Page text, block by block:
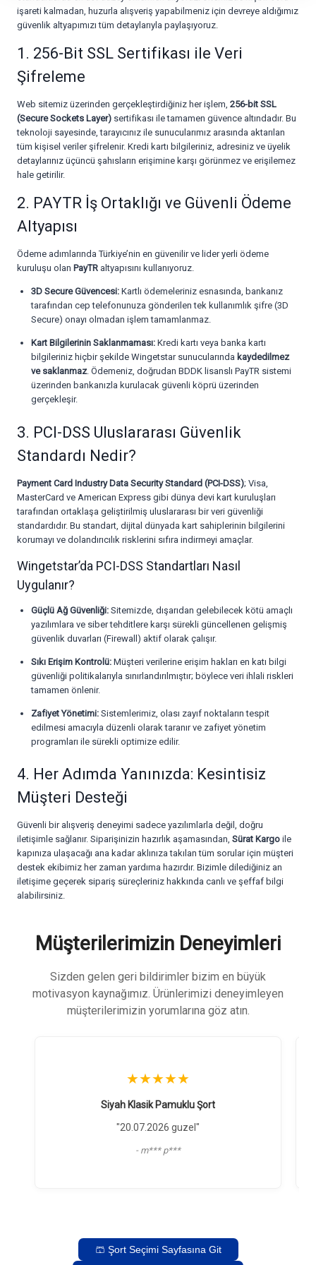
işareti kalmadan, huzurla alışveriş yapabilmeniz için devreye aldığımız
güvenlik altyapımızı tüm detaylarıyla paylaşıyoruz.
1. 256-Bit SSL Sertifikası ile Veri
Şifreleme
Web sitemiz üzerinden gerçekleştirdiğiniz her işlem, 256-bit SSL
(Secure Sockets Layer) sertifikası ile tamamen güvence altındadır. Bu
teknoloji sayesinde, tarayıcınız ile sunucularımız arasında aktarılan
tüm kişisel veriler şifrelenir. Kredi kartı bilgileriniz, adresiniz ve üyelik
detaylarınız üçüncü şahısların erişimine karşı görünmez ve erişilemez
hale getirilir.
2. PAYTR İş Ortaklığı ve Güvenli Ödeme
Altyapısı
Ödeme adımlarında Türkiye’nin en güvenilir ve lider yerli ödeme
kuruluşu olan PayTR altyapısını kullanıyoruz.
3D Secure Güvencesi:Kartlı ödemeleriniz esnasında, bankanız
tarafından cep telefonunuza gönderilen tek kullanımlık şifre (3D
Secure) onayı olmadan işlem tamamlanmaz.
Kart Bilgilerinin Saklanmaması:Kredi kartı veya banka kartı
bilgileriniz hiçbir şekilde Wingetstar sunucularında kaydedilmez
ve saklanmaz. Ödemeniz, doğrudan BDDK lisanslı PayTR sistemi
üzerinden bankanızla kurulacak güvenli köprü üzerinden
gerçekleşir.
3. PCI-DSS Uluslararası Güvenlik
Standardı Nedir?
Payment Card Industry Data Security Standard (PCI-DSS); Visa,
MasterCard ve American Express gibi dünya devi kart kuruluşları
tarafından ortaklaşa geliştirilmiş uluslararası bir veri güvenliği
standardıdır. Bu standart, dijital dünyada kart sahiplerinin bilgilerini
korumayı ve dolandırıcılık risklerini sıfıra indirmeyi amaçlar.
Wingetstar’da PCI-DSS Standartları Nasıl
Uygulanır?
Güçlü Ağ Güvenliği:Sitemizde, dışarıdan gelebilecek kötü amaçlı
yazılımlara ve siber tehditlere karşı sürekli güncellenen gelişmiş
güvenlik duvarları (Firewall) aktif olarak çalışır.
Sıkı Erişim Kontrolü:Müşteri verilerine erişim hakları en katı bilgi
güvenliği politikalarıyla sınırlandırılmıştır; böylece veri ihlali riskleri
tamamen önlenir.
Zafiyet Yönetimi:Sistemlerimiz, olası zayıf noktaların tespit
edilmesi amacıyla düzenli olarak taranır ve zafiyet yönetim
programları ile sürekli optimize edilir.
4. Her Adımda Yanınızda: Kesintisiz
Müşteri Desteği
Güvenli bir alışveriş deneyimi sadece yazılımlarla değil, doğru
iletişimle sağlanır. Siparişinizin hazırlık aşamasından, Sürat Kargo ile
kapınıza ulaşacağı ana kadar aklınıza takılan tüm sorular için müşteri
destek ekibimiz her zaman yardıma hazırdır. Bizimle dilediğiniz an
iletişime geçerek sipariş süreçleriniz hakkında canlı ve şeffaf bilgi
alabilirsiniz.
Müşterilerimizin Deneyimleri
Sizden gelen geri bildirimler bizim en büyük
motivasyon kaynağımız. Ürünlerimizi deneyimleyen
müşterilerimizin yorumlarına göz atın.
★★★★★
Siyah Klasik Pamuklu Şort
"20.07.2026 guzel"
- m*** p***
🩳 Şort Seçimi Sayfasına Git